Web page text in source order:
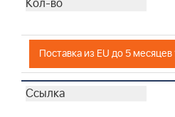
Поставка из EU до 5